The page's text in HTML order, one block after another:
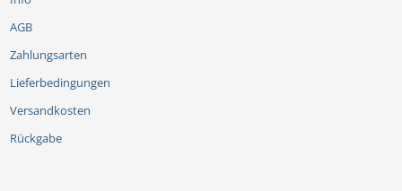
AGB
Zahlungsarten
Lieferbedingungen
Versandkosten
Rückgabe